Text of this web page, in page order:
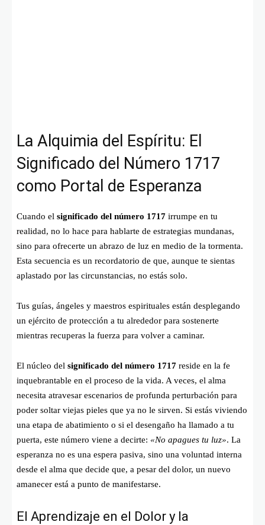
La Alquimia del Espíritu: El
Significado del Número 1717
como Portal de Esperanza
Cuando el significado del número 1717 irrumpe en tu
realidad, no lo hace para hablarte de estrategias mundanas,
sino para ofrecerte un abrazo de luz en medio de la tormenta.
Esta secuencia es un recordatorio de que, aunque te sientas
aplastado por las circunstancias, no estás solo.
Tus guías, ángeles y maestros espirituales están desplegando
un ejército de protección a tu alrededor para sostenerte
mientras recuperas la fuerza para volver a caminar.
El núcleo del significado del número 1717 reside en la fe
inquebrantable en el proceso de la vida. A veces, el alma
necesita atravesar escenarios de profunda perturbación para
poder soltar viejas pieles que ya no le sirven. Si estás viviendo
una etapa de abatimiento o si el desengaño ha llamado a tu
puerta, este número viene a decirte: «No apagues tu luz». La
esperanza no es una espera pasiva, sino una voluntad interna
desde el alma que decide que, a pesar del dolor, un nuevo
amanecer está a punto de manifestarse.
El Aprendizaje en el Dolor y la